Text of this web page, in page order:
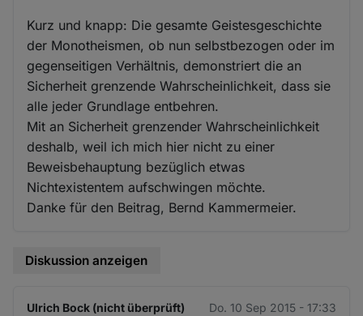
Kurz und knapp: Die gesamte Geistesgeschichte
der Monotheismen, ob nun selbstbezogen oder im
gegenseitigen Verhältnis, demonstriert die an
Sicherheit grenzende Wahrscheinlichkeit, dass sie
alle jeder Grundlage entbehren.
Mit an Sicherheit grenzender Wahrscheinlichkeit
deshalb, weil ich mich hier nicht zu einer
Beweisbehauptung bezüglich etwas
Nichtexistentem aufschwingen möchte.
Danke für den Beitrag, Bernd Kammermeier.
Diskussion anzeigen
Ulrich Bock (nicht überprüft) Do. 10 Sep 2015 - 17:33